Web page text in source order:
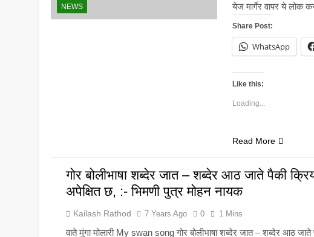
NEWS
येज मार्गेर वापर ये लोक
Share Post:
WhatsApp
Like this:
Loading...
Read More
गोर बोलीभाषा शब्देर जात – शब्देर आठ जाते पैकी
अपेक्षित छ, :- भिमणी पुत्र मोहन नायक
Kailash Rathod 7 Years Ago 0 1 Mins
वाते मुंगा मोलारी My swan song गोर बोलीभाषा शब्देर जात – शब्देर आठ